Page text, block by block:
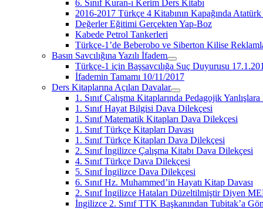
6. Sınıf Kuran-ı Kerim Ders Kitabı
2016-2017 Türkçe 4 Kitabının Kapağında
Değerler Eğitimi Gerçekten Yap-Boz
Kabede Petrol Tankerleri
Türkçe-1’de Beberobo ve Siberton Kilise
Basın Savcılığına Yazılı İfadem
menüyü
aç
Türkçe-1 için Başsavcılığa Suç Duyurusu
İfademin Tamamı 10/11/2017
Ders Kitaplarına Açılan Davalar
menüyü
aç
1. Sınıf Çalışma Kitaplarında Pedagojik
1. Sınıf Hayat Bilgisi Dava Dilekçesi
1. Sınıf Matematik Kitapları Dava Dilekçesi
1. Sınıf Türkçe Kitapları Davası
1. Sınıf Türkçe Kitapları Dava Dilekçesi
2. Sınıf İngilizce Çalışma Kitabı Dava Dilekçesi
4. Sınıf Türkçe Dava Dilekçesi
5. Sınıf İngilizce Dava Dilekçesi
6. Sınıf Hz. Muhammed’in Hayatı Kitap Davası
2. Sınıf İngilizce Hataları Düzeltilmiştir Diyen
İngilizce 2. Sınıf TTK Başkanından Tubitak’a